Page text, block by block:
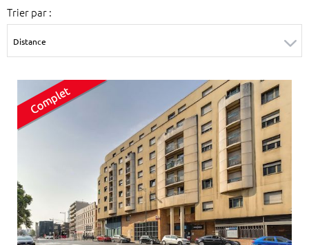
m² m²
Type de location
Colocation
Votre date d'entrée
Chercher
Trier par :